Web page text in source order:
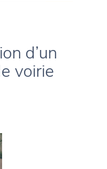
d’un
voirie